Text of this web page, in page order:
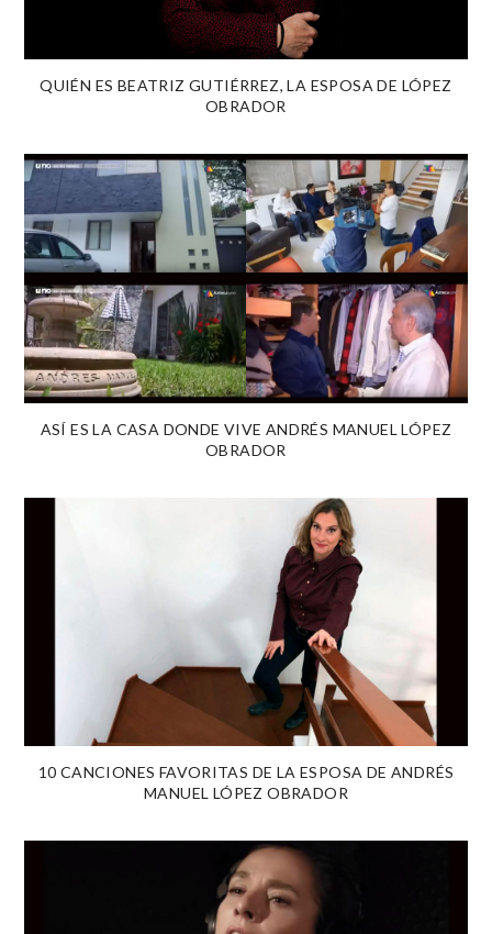
QUIÉN ES BEATRIZ GUTIÉRREZ, LA ESPOSA DE LÓPEZ
OBRADOR
ASÍ ES LA CASA DONDE VIVE ANDRÉS MANUEL LÓPEZ
OBRADOR
10 CANCIONES FAVORITAS DE LA ESPOSA DE ANDRÉS
MANUEL LÓPEZ OBRADOR